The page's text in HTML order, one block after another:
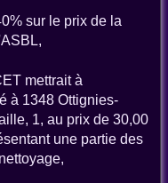
sur le prix de la
mettrait à
à 1348 Ottignies-
1, au prix de 30,00
une partie des